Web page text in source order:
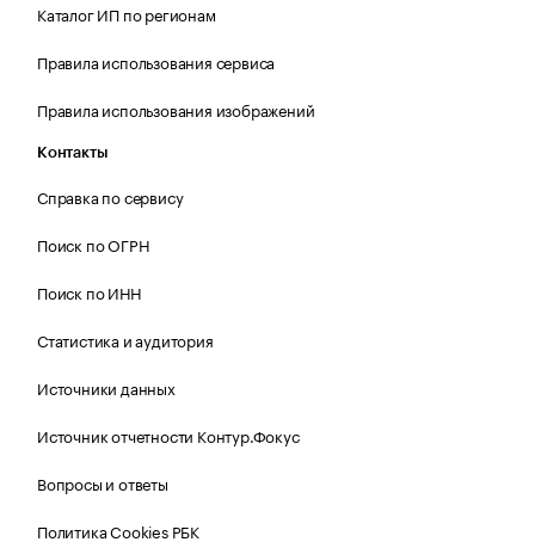
Каталог ИП по регионам
Правила использования сервиса
Правила использования изображений
Контакты
Справка по сервису
Поиск по ОГРН
Поиск по ИНН
Статистика и аудитория
Источники данных
Источник отчетности Контур.Фокус
Вопросы и ответы
Политика Cookies РБК